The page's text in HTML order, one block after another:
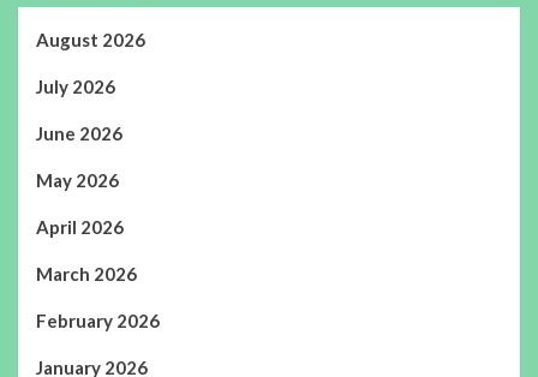
August 2026
July 2026
June 2026
May 2026
April 2026
March 2026
February 2026
January 2026